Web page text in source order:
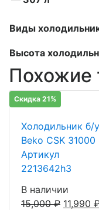
Виды
Высота
Похожие
Скидка 21%
Холодильник б/у
Beko CSK 31000
Артикул
2213642h3
В наличии
15,000₽ 11,990